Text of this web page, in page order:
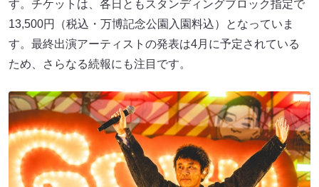
す。チケットは、各日ともスタンディングブロック指定で
13,500円（税込・万博記念公園入園料込）となっていま
す。最終出演アーティストの発表は4月に予定されている
ため、さらなる続報にも注目です。